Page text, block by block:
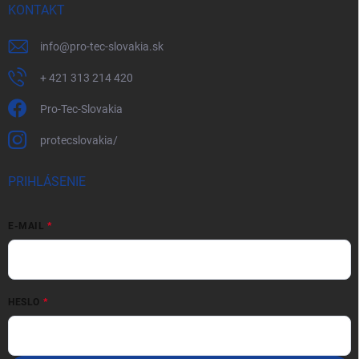
KONTAKT
info@pro-tec-slovakia.sk
+ 421 313 214 420
Pro-Tec-Slovakia
protecslovakia/
PRIHLÁSENIE
E-MAIL
HESLO